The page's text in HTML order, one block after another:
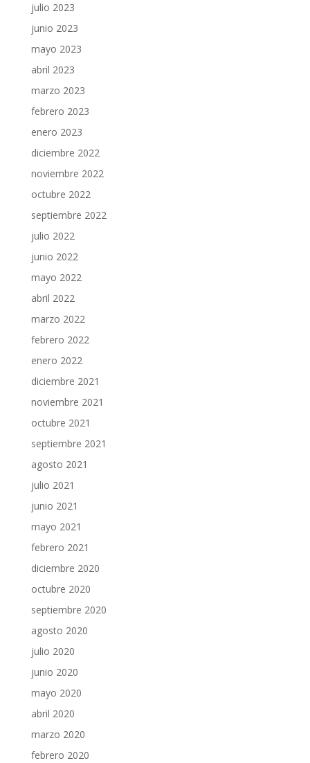
julio 2023
junio 2023
mayo 2023
abril 2023
marzo 2023
febrero 2023
enero 2023
diciembre 2022
noviembre 2022
octubre 2022
septiembre 2022
julio 2022
junio 2022
mayo 2022
abril 2022
marzo 2022
febrero 2022
enero 2022
diciembre 2021
noviembre 2021
octubre 2021
septiembre 2021
agosto 2021
julio 2021
junio 2021
mayo 2021
febrero 2021
diciembre 2020
octubre 2020
septiembre 2020
agosto 2020
julio 2020
junio 2020
mayo 2020
abril 2020
marzo 2020
febrero 2020